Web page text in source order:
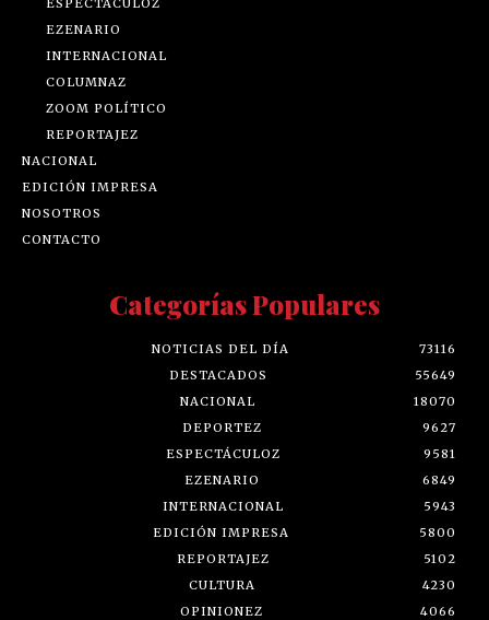
ESPECTÁCULOZ
EZENARIO
INTERNACIONAL
COLUMNAZ
ZOOM POLÍTICO
REPORTAJEZ
NACIONAL
EDICIÓN IMPRESA
NOSOTROS
CONTACTO
Categorías Populares
NOTICIAS DEL DÍA
73116
DESTACADOS
55649
NACIONAL
18070
DEPORTEZ
9627
ESPECTÁCULOZ
9581
EZENARIO
6849
INTERNACIONAL
5943
EDICIÓN IMPRESA
5800
REPORTAJEZ
5102
CULTURA
4230
OPINIONEZ
4066